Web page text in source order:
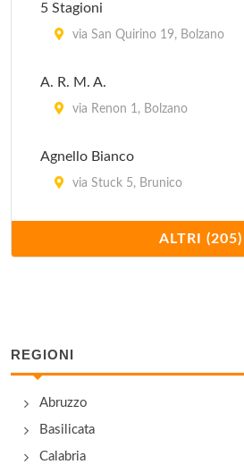
5 Stagioni
via San Quirino 19, Bolzano
A. R. M. A.
via Renon 1, Bolzano
Agnello Bianco
via Stuck 5, Brunico
via Gampen 1, Cermes
Al Ponte
via Roma 78, Bolzano
Al Torchio
ALTRI (205)
REGIONI
Abruzzo
Basilicata
Calabria